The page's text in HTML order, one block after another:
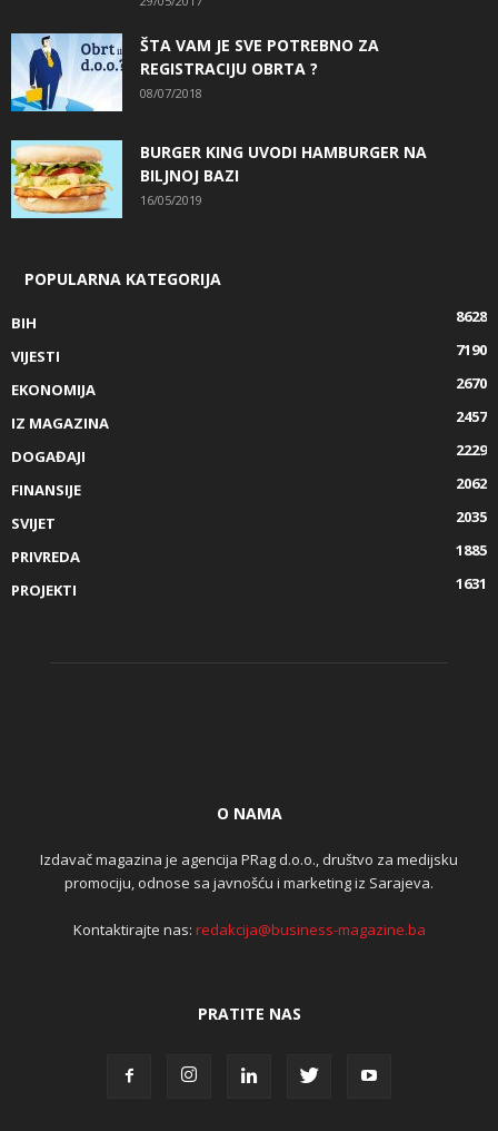
ŠTA VAM JE SVE POTREBNO ZA
REGISTRACIJU OBRTA ?
08/07/2018
BURGER KING UVODI HAMBURGER NA
BILJNOJ BAZI
16/05/2019
POPULARNA KATEGORIJA
BIH
8628
VIJESTI
7190
EKONOMIJA
2670
IZ MAGAZINA
2457
DOGAĐAJI
2229
FINANSIJE
2062
SVIJET
2035
PRIVREDA
1885
PROJEKTI
1631
O NAMA
Izdavač magazina je agencija PRag d.o.o., društvo za medijsku
promociju, odnose sa javnošću i marketing iz Sarajeva.
Kontaktirajte nas: redakcija@business-magazine.ba
PRATITE NAS